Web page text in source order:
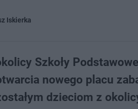
Iskierka
Szkoły
nowego placu
dzieciom z